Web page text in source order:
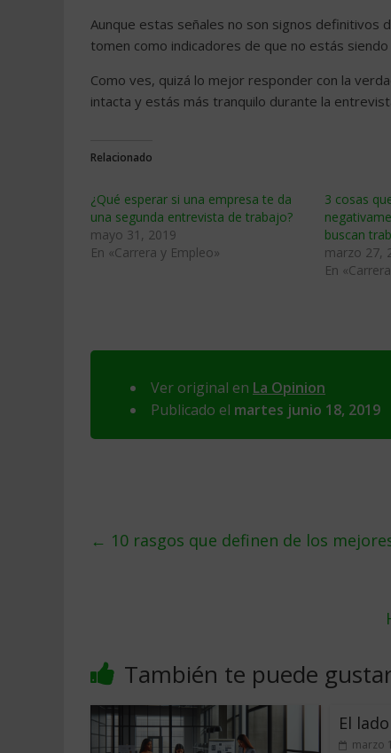
Aunque estas señales no son signos definitivos
tomen como indicadores de que no estás
Como ves, quizá lo mejor responder con la
intacta y estás más tranquilo durante la
Relacionado
¿Qué esperar si una empresa te da
una segunda entrevista de trabajo?
mayo 31, 2019
En «Carrera y Empleo»
3 cosas
buscan
marzo 27,
En
Ver original en La Opinion
Publicado el martes junio 18, 2019
← 10 rasgos que definen de los
También te puede
El
marzo